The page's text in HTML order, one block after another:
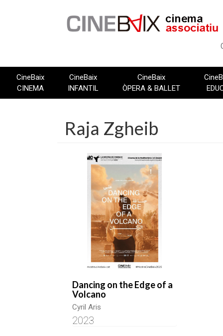
CineBaix
CINEMA
CineBaix
INFANTIL
CineBaix
ÒPERA & BALLET
Raja Zgheib
Dancing on the Edge of a
Volcano
Cyril Aris
2023